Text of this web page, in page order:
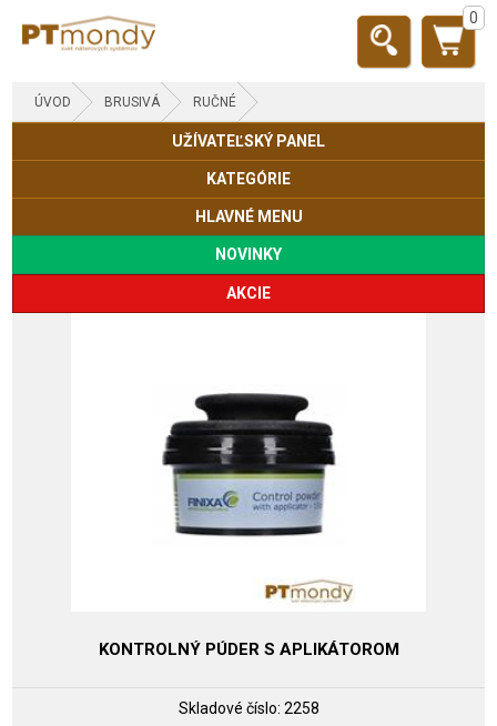
0
ÚVOD BRUSIVÁ RUČNÉ
UŽÍVATEĽSKÝ PANEL
KATEGÓRIE
HLAVNÉ MENU
NOVINKY
AKCIE
KONTROLNÝ PÚDER S APLIKÁTOROM
Skladové číslo: 2258